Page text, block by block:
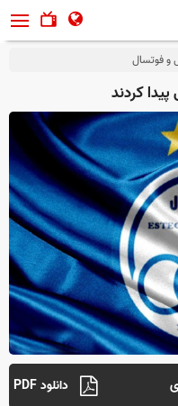
و فوتسال
کردند
دانلود PDF